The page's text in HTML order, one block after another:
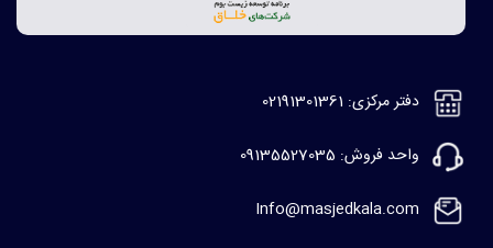
دفتر مرکزی: 02191301361
واحد فروش: 09135527035
Info@masjedkala.com